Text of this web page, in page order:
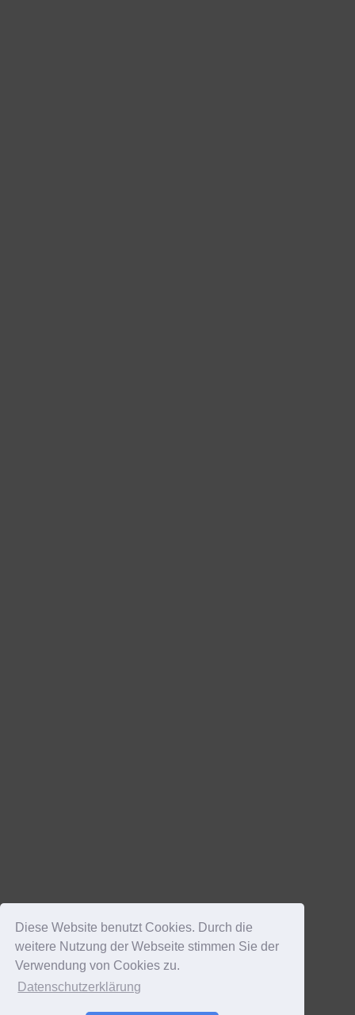
Diese Website benutzt Cookies. Durch die
weitere Nutzung der Webseite stimmen Sie der
Verwendung von Cookies zu.
Datenschutzerklärung